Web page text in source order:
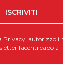
ISCRIVITI
Privacy , autorizzo
facenti capo a